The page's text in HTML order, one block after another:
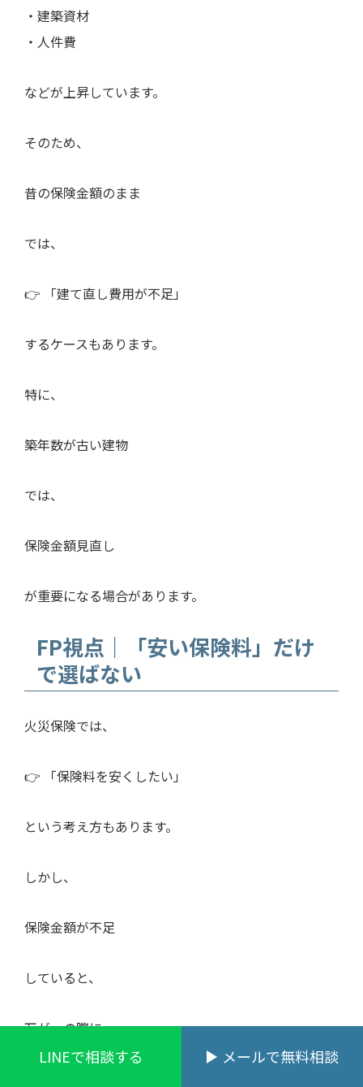
・建築資材
・人件費
などが上昇しています。
そのため、
昔の保険金額のまま
では、
👉 「建て直し費用が不足」
するケースもあります。
特に、
築年数が古い建物
では、
保険金額見直し
が重要になる場合があります。
FP視点｜「安い保険料」だけ
で選ばない
火災保険では、
👉 「保険料を安くしたい」
という考え方もあります。
しかし、
保険金額が不足
していると、
万が一の際に、
LINEで相談する メールで無料相談